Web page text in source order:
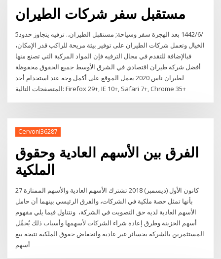
مستقبل سفر شركات الطيران
5‏‏/6‏‏/1442 بعد الهجرة سفر وسياحة; مستقبل الطيران.. ترفيه يتجاوز حدود
الخيال وتعمل شركات الطيران على توفير بيئة مريحة للراكب قدر الإمكان،
فبالإضافة للتقدم في مجال الترفيه فإن المواد المركبة التي تصنع منها
أفضل شركة طيران اقتصادي في الشرق الأوسط جميع الحقوق محفوظة
لطيران ناس 2020 يعمل الموقع على أكمل وجه عند استخدام أحد
المتصفحات التالية: Firefox 29+, IE 10+, Safari 7+, Chrome 35+
Cervoni36287
الفرق بين الأسهم العادية وحقوق
الملكية
27 كانون الأول (ديسمبر) 2018 تشترك الأسهم العادية والأسهم الممتازة
بأنها تمثل حصة ملكية في الشركات، والفرق الرئيسي بينهما أن حامل
الأسهم العادية لديه حق التصويت في الشركة، ونتناول فيما يلي مفهوم
أسهم الخزينة وطرق إعادة شراء الشركات لأسهمها وأسباب ذلك يُحمِّل
المستثمرين بالشركة بخسائر غير عادية وانخفاض حقوق الملكية نتيجة بيع